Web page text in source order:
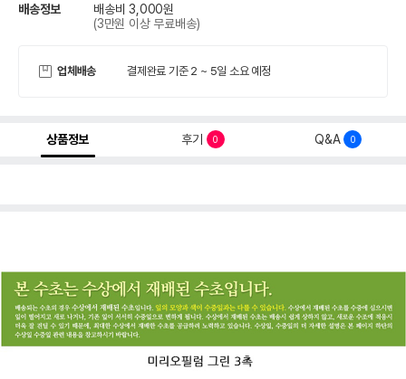
배송정보
배송비 3,000원
(3만원 이상 무료배송)
업체배송 결제완료 기준 2 ~ 5일 소요 예정
상품정보 후기 0 Q&A 0